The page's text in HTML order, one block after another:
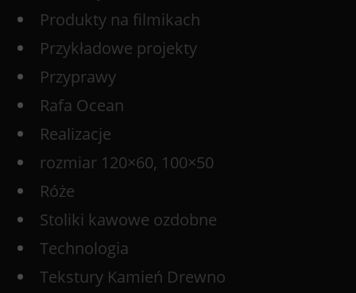
Produkty na filmikach
Przykładowe projekty
Przyprawy
Rafa Ocean
Realizacje
rozmiar 120×60, 100×50
Róże
Stoliki kawowe ozdobne
Technologia
Tekstury Kamień Drewno